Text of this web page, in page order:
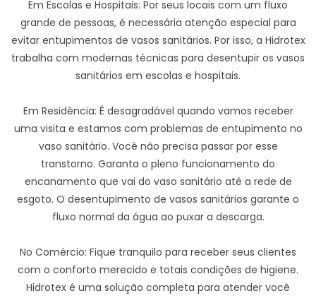
Em Escolas e Hospitais: Por seus locais com um fluxo
grande de pessoas, é necessária atenção especial para
evitar entupimentos de vasos sanitários. Por isso, a Hidrotex
trabalha com modernas técnicas para desentupir os vasos
sanitários em escolas e hospitais.
Em Residência: É desagradável quando vamos receber
uma visita e estamos com problemas de entupimento no
vaso sanitário. Você não precisa passar por esse
transtorno. Garanta o pleno funcionamento do
encanamento que vai do vaso sanitário até a rede de
esgoto. O desentupimento de vasos sanitários garante o
fluxo normal da água ao puxar a descarga.
No Comércio: Fique tranquilo para receber seus clientes
com o conforto merecido e totais condições de higiene.
Hidrotex é uma solução completa para atender você